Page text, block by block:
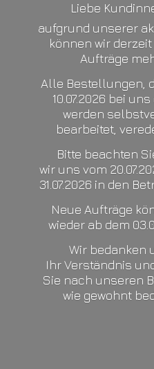
Liebe
aufgrund unserer
können wir
Aufträge
Alle Bestellungen,
10.07.2026 bei
werden
bearbeitet,
Bitte beachten
wir uns vom
31.07.2026 in den
Neue Aufträge
wieder ab dem
Wir bedanken
Ihr Verständnis
Sie nach unseren
wie gewohnt